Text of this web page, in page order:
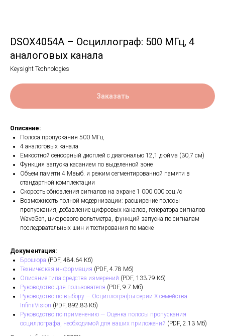
DSOX4054A – Осциллограф: 500 МГц, 4
аналоговых канала
Keysight Technologies
Заказать
Описание:
Полоса пропускания 500 МГц
4 аналоговых канала
Емкостной сенсорный дисплей с диагональю 12,1 дюйма (30,7 см)
Функция запуска касанием по выделенной зоне
Объем памяти 4 Мвыб. и режим сегментированной памяти в
стандартной комплектации
Скорость обновления сигналов на экране 1 000 000 осц./с
Возможность полной модернизации: расширение полосы
пропускания, добавление цифровых каналов, генератора сигналов
WaveGen, цифрового вольтметра, функций запуска по сигналам
последовательных шин и тестирования по маске
Документация:
Брошюра (PDF, 484.64 Кб)
Техническая информация (PDF, 4.78 Мб)
Описание типа средства измерений (PDF, 133.79 Кб)
Руководство для пользователя (PDF, 9.7 Мб)
Руководство по выбору — Осциллографы серии X семейства
InfiniiVision (PDF, 892.83 Кб)
Руководство по применению — Оценка полосы пропускания
осциллографа, необходимой для ваших приложений (PDF, 2.13 Мб)